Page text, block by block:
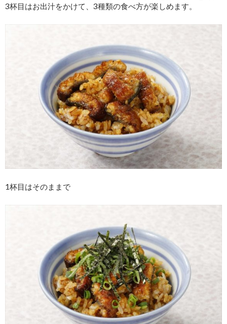
3杯目はお出汁をかけて、3種類の食べ方が楽しめます。
1杯目はそのままで